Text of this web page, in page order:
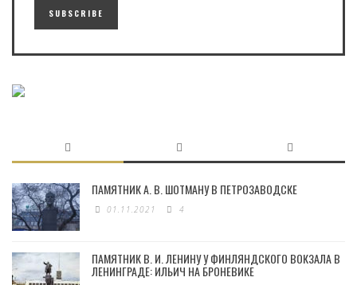
ПАМЯТНИК А. В. ШОТМАНУ В ПЕТРОЗАВОДСКЕ
01.11.2021 4
ПАМЯТНИК В. И. ЛЕНИНУ У ФИНЛЯНДСКОГО ВОКЗАЛА В
ЛЕНИНГРАДЕ: ИЛЬИЧ НА БРОНЕВИКЕ